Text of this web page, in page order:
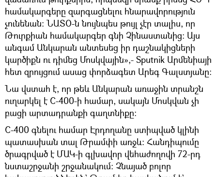
համակարգերը զարգացնելու հնարավորություն
չունենան։ ՆԱՏՕ-ն նույնպես թույլ չէր տալիս, որ
Թուրքիան համակարգեր գնի Չինաստանից։ Այս
անգամ Անկարան անտեսեց իր դաշնակիցների
կարծիքն ու դիմեց Մոսկվային»,- Sputnik Արմենիայի
հետ զրույցում ասաց փորձագետ Արեգ Գալստյանը։
Նա վստահ է, որ թեև Անկարան առաջին տրանշն
ուղարկել է С-400-ի համար, սակայն Մոսկվան չի
բացի արտադրանքի գաղտնիքը։
С-400 գնելու համար Էրդողանը ստիպված կլինի
պատասխան տալ Թրամփի առջև։ Հանդիպումը
ծրագրված է ՄԱԿ-ի գլխավոր վեհաժողովի 72-րդ
նստաշրջանի շրջանակում։ Չնայած բոլոր